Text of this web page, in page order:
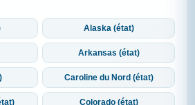
Alaska (état)
Arkansas (état)
Caroline du Nord (état)
Colorado (état)